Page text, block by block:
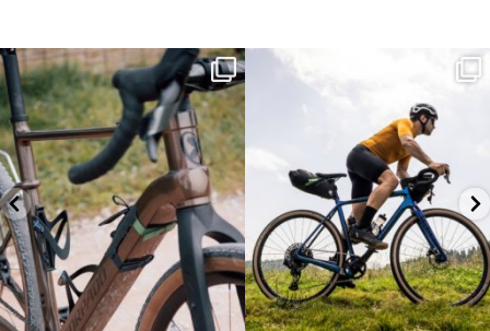
Kepler R è la gravel pensata per affrontare
lunghe...
26 0
Parte dalla strada, continua sulla ghiaia,
2